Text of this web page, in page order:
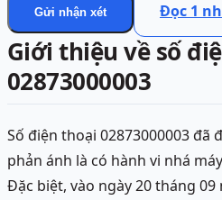
Gửi nhận xét Đọc 1
Giới thiệu về số
02873000003
Số điện thoại 02873000003
phản ánh là có hành vi nhá
Đặc biệt, vào ngày 20 tháng